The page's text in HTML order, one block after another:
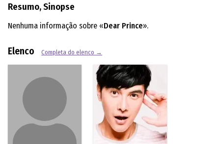
Resumo, Sinopse
Nenhuma informação sobre «Dear Prince».
Elenco Completa do elenco →